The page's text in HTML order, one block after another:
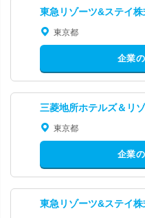
東急リゾーツ&ステイ
東京都
企業
三菱地所ホテルズ＆リ
東京都
企業
東急リゾーツ&ステイ